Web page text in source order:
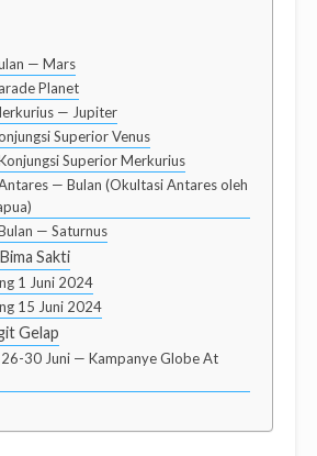
— Mars
Planet
— Jupiter
Superior Venus
Superior Merkurius
— Bulan (Okultasi Antares oleh
— Saturnus
Sakti
1 Juni 2024
15 Juni 2024
Gelap
30 Juni — Kampanye Globe At